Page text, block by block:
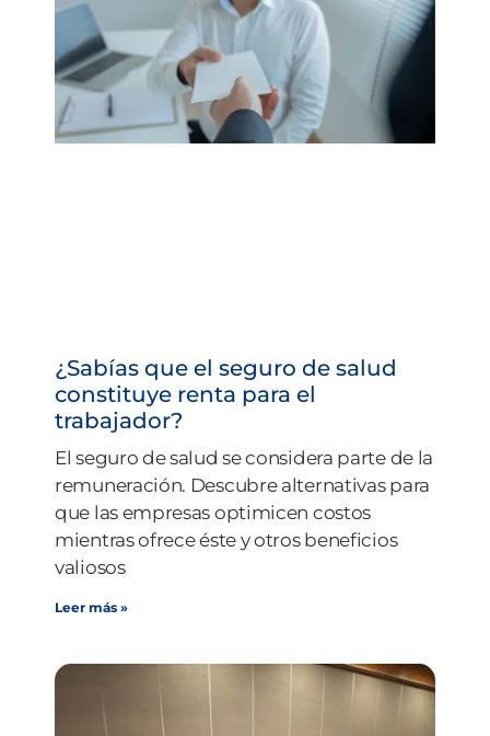
¿Sabías que el seguro de salud
constituye renta para el
trabajador?
El seguro de salud se considera parte de la
remuneración. Descubre alternativas para
que las empresas optimicen costos
mientras ofrece éste y otros beneficios
valiosos
Leer más »